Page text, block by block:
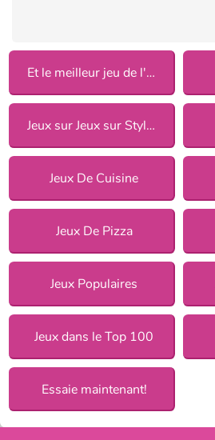
Et le meilleur jeu de l'année est 2018
Jeux sur Jeux sur Style de cuisine pour Filles
Jeux De Cuisine
Jeux De Pizza
Jeux Populaires
Jeux dans le Top 100
Essaie maintenant!